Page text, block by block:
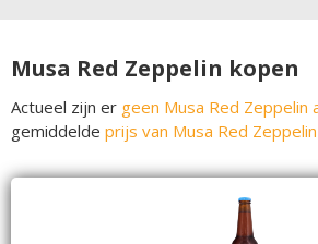
Musa Red Zeppelin kopen
Actueel zijn er geen Musa Red Zeppelin
gemiddelde prijs van Musa Red Zeppelin